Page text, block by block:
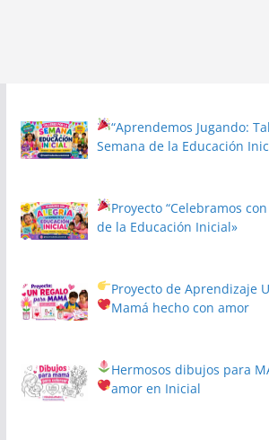
“Aprendemos Jugando:
Semana de la Educación
Proyecto“Celebramos
de la Educación Inicial»
Proyecto de Aprendizaje
Mamá hecho con amor
Hermosos dibujos para
amor en Inicial